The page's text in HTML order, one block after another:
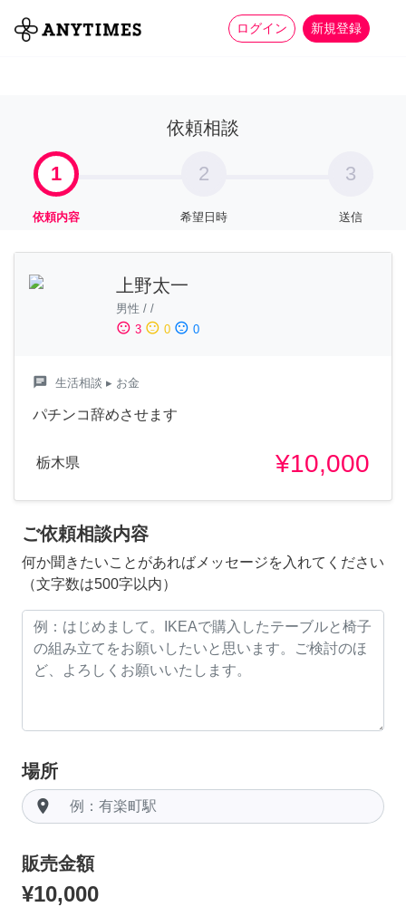
ログイン 新規登録
全て 家事 more_horiz
依頼相談
1
依頼内容
2
希望日時
3
送信
上野太一
男性 / /
sentiment_satisfied 3 sentiment_neutral 0 sentiment_dissatisfied 0
chat 生活相談 ▸ お金
パチンコ辞めさせます
栃木県 ¥10,000
ご依頼相談内容
何か聞きたいことがあればメッセージを入れてください
（文字数は500字以内）
場所
room
販売金額
¥10,000